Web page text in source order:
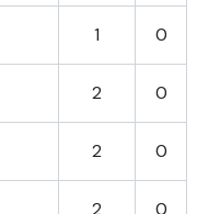
1
0
2
0
2
0
2
0